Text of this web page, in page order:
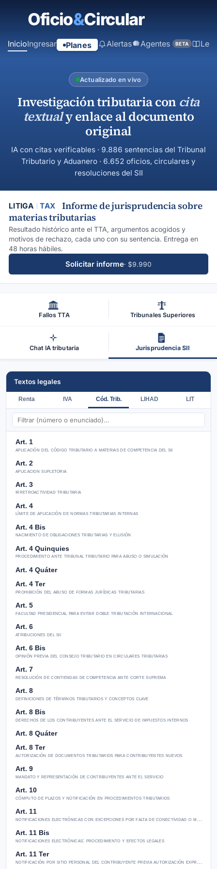
principal
InicioIngresar Planes Alertas Agentes BETA
Actualizado en vivo
Investigación tributaria con cita
textualy enlace al documento
original
IA con citas verificables · 9.886 sentencias del Tribunal
Tributario y Aduanero · 6.652 oficios, circulares y
resoluciones del SII
LITIGA TAX
Informe de jurisprudencia sobre
materias tributarias
Resultado histórico ante el TTA, argumentos acogidos y
motivos de rechazo, cada uno con su sentencia. Entrega en
48 horas hábiles.
Solicitar informe· $9.990
Fallos TTA Tribunales Superiores
Chat IA tributaria Jurisprudencia SII
Textos legales
Renta IVA Cód. Trib. LIHAD LIT
Art. 1
aplicación del código tributario a materias de competencia del sii
Art. 2
aplicacion supletoria
Art. 3
irretroactividad tributaria
Art. 4
límite de aplicación de normas tributarias internas
Art. 4 Bis
nacimiento de obligaciones tributarias y elusión
Art. 4 Quinquies
procedimiento ante tribunal tributario para abuso o simulación
Art. 4 Quáter
Art. 4 Ter
prohibición del abuso de formas jurídicas tributarias
Art. 5
facultad presidencial para evitar doble tributación internacional
Art. 6
atribuciones del sii
Art. 6 Bis
opinión previa del consejo tributario en circulares tributarias
Art. 7
resolución de contiendas de competencia ante corte suprema
Art. 8
definiciones de términos tributarios y conceptos clave
Art. 8 Bis
derechos de los contribuyentes ante el servicio de impuestos internos
Art. 8 Quáter
Art. 8 Ter
autorización de documentos tributarios para contribuyentes nuevos
Art. 9
mandato y representación de contribuyentes ante el servicio
Art. 10
cómputo de plazos y notificación en procedimientos tributarios
Art. 11
notificaciones electrónicas con excepciones por falta de conectividad o medios
Art. 11 Bis
notificaciones electrónicas: procedimiento y efectos legales
Art. 11 Ter
notificación por sitio personal del contribuyente previa autorización expresa